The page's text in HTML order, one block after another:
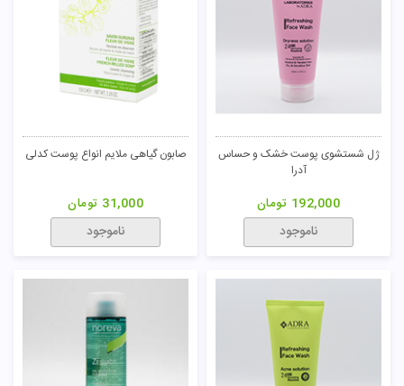
ژل شستشوی پوست خشک و حساس
آدرا
192,000 تومان
ناموجود
صابون گیاهی ملایم انواع پوست کدلی
31,000 تومان
ناموجود